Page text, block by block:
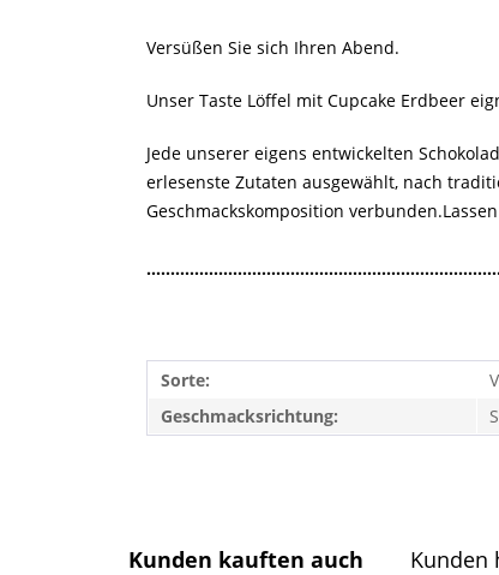
Versüßen Sie sich Ihren Abend.
Unser Taste Löffel mit Cupcake Erdbeer
Jede unserer eigens entwickelten
erlesenste Zutaten ausgewählt, nach
Geschmackskomposition
Sorte:
Geschmacksrichtung:
Kunden kauften auch Kunden